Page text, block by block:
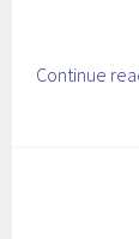
Continue